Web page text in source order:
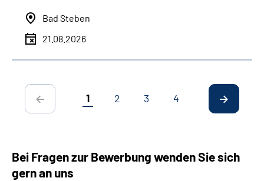
Bad Steben
21.08.2026
1 2 3 4
Bei Fragen zur Bewerbung wenden Sie sich
gern an uns